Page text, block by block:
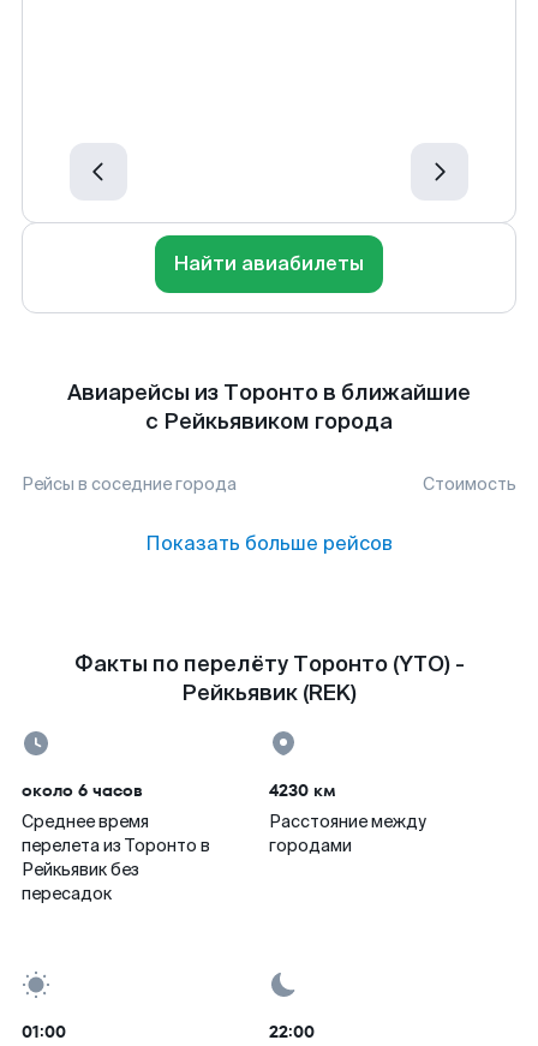
Найти авиабилеты
Авиарейсы из Торонто в ближайшие
с Рейкьявиком города
Рейсы в соседние города Стоимость
Показать больше рейсов
Факты по перелёту Торонто (YTO) -
Рейкьявик (REK)
около 6 часов
Среднее время
перелета из Торонто в
Рейкьявик без
пересадок
4230 км
Расстояние между
городами
01:00 22:00